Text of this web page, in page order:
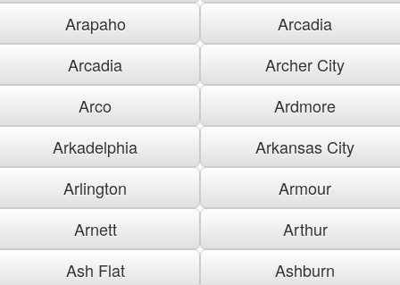
Arapaho
Arcadia
Arcadia
Archer City
Arco
Ardmore
Arkadelphia
Arkansas City
Arlington
Armour
Arnett
Arthur
Ash Flat
Ashburn